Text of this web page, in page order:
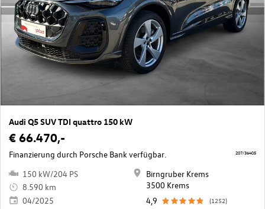
Audi Q5 SUV TDI quattro 150 kW
€ 66.470,-
Finanzierung durch Porsche Bank verfügbar.
150 kW/204 PS
8.590 km
04/2025
Birngruber Krems
3500 Krems
4,9
(1252)
207/36405